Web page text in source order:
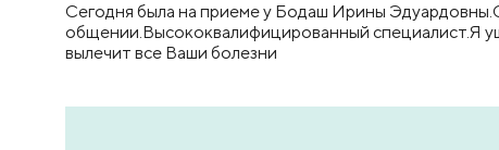
Сегодня была на приеме у Бодаш Ирины
общении.Высококвалифицированный специалист.Я
вылечит все Ваши болезни